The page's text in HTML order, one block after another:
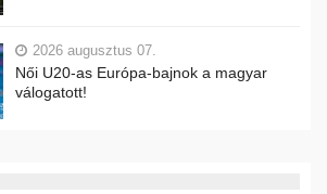
2026 augusztus 07.
Női U20-as Európa-bajnok a magyar
válogatott!